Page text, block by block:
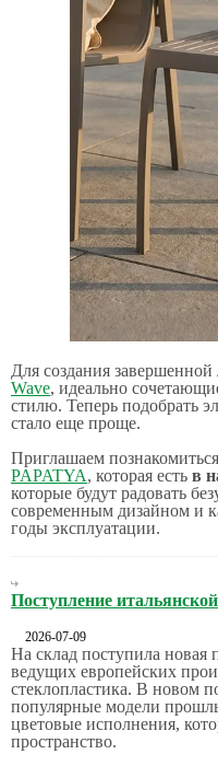
Для создания
Wave, идеально
стилю. Теперь подобрать
стало еще проще.
Приглашаем
PAPATYA, которая есть в
которые будут радовать
современным дизайном и
годы эксплуатации.
Поступление
2026-07-09
На склад поступила новая
ведущих европейских
стеклопластика. В новом
популярные модели
цветовые исполнения,
пространство.